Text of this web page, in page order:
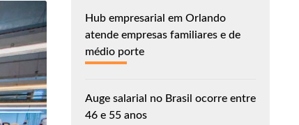
Hub empresarial em Orlando
atende empresas familiares e de
médio porte
Auge salarial no Brasil ocorre entre
46 e 55 anos